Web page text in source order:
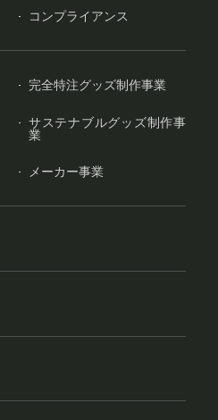
コンプライアンス
完全特注グッズ制作事業
サステナブルグッズ制作事
業
メーカー事業